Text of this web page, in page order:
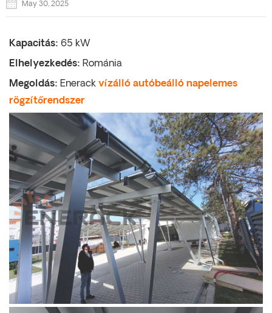
May 30, 2025
Kapacitás: 65 kW
Elhelyezkedés: Románia
Megoldás: Enerack vízálló autóbeálló napelemes
rögzítőrendszer